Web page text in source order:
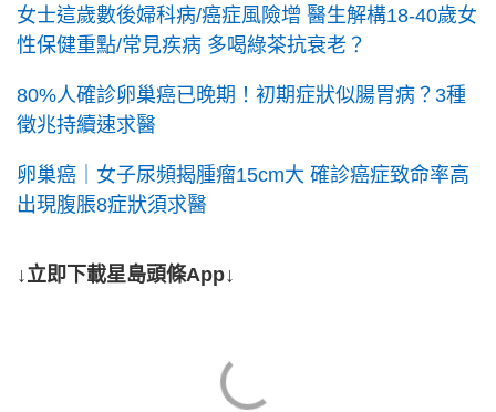
女士這歲數後婦科病/癌症風險增 醫生解構18-40歲女
性保健重點/常見疾病 多喝綠茶抗衰老？
80%人確診卵巢癌已晚期！初期症狀似腸胃病？3種
徵兆持續速求醫
卵巢癌｜女子尿頻揭腫瘤15cm大 確診癌症致命率高
出現腹脹8症狀須求醫
↓立即下載星島頭條App↓